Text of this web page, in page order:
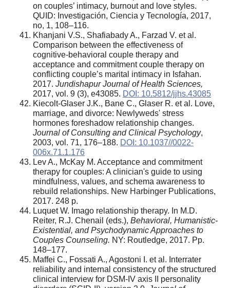
on couples’ intimacy, burnout and love styles.
QUID: Investigación, Ciencia y Tecnología, 2017,
no, 1, 108–116.
Khanjani V.S., Shafiabady A., Farzad V. et al.
Comparison between the effectiveness of
cognitive-behavioral couple therapy and
acceptance and commitment couple therapy on
conflicting couple’s marital intimacy in Isfahan.
2017. Jundishapur Journal of Health Sciences,
2017, vol. 9 (3), e43085. DOI: 10.5812/jjhs.43085
Kiecolt-Glaser J.K., Bane C., Glaser R. et al. Love,
marriage, and divorce: Newlyweds' stress
hormones foreshadow relationship changes.
Journal of Consulting and Clinical Psychology,
2003, vol. 71, 176–188. DOI: 10.1037//0022-
006x.71.1.176
Lev A., McKay M. Acceptance and commitment
therapy for couples: A clinician's guide to using
mindfulness, values, and schema awareness to
rebuild relationships. New Harbinger Publications,
2017. 248 p.
Luquet W. Imago relationship therapy. In M.D.
Reiter, R.J. Chenail (eds.), Behavioral, Humanistic-
Existential, and Psychodynamic Approaches to
Couples Counseling. NY: Routledge, 2017. Pp.
148–177.
Maffei C., Fossati A., Agostoni I. et al. Interrater
reliability and internal consistency of the structured
clinical interview for DSM-IV axis II personality